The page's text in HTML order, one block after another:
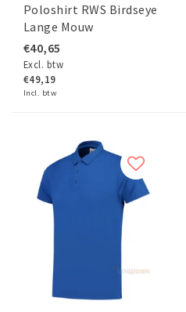
Poloshirt RWS Birdseye
Lange Mouw
€40,65
Excl. btw
€49,19
Incl. btw